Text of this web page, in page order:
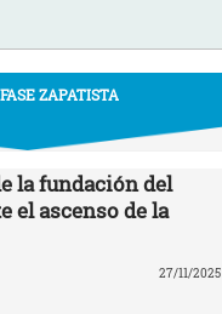
ZAPATISTA
la fundación del
el ascenso de la
27/11/2025